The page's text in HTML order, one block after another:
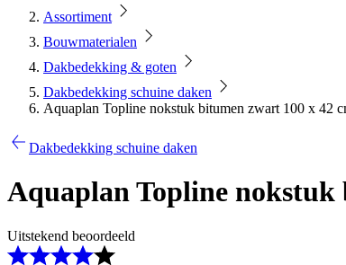
Assortiment
Bouwmaterialen
Dakbedekking & goten
Dakbedekking schuine daken
Aquaplan Topline nokstuk bitumen zwart 100 x 42
Dakbedekking schuine daken
Aquaplan Topline nokstuk
Uitstekend beoordeeld